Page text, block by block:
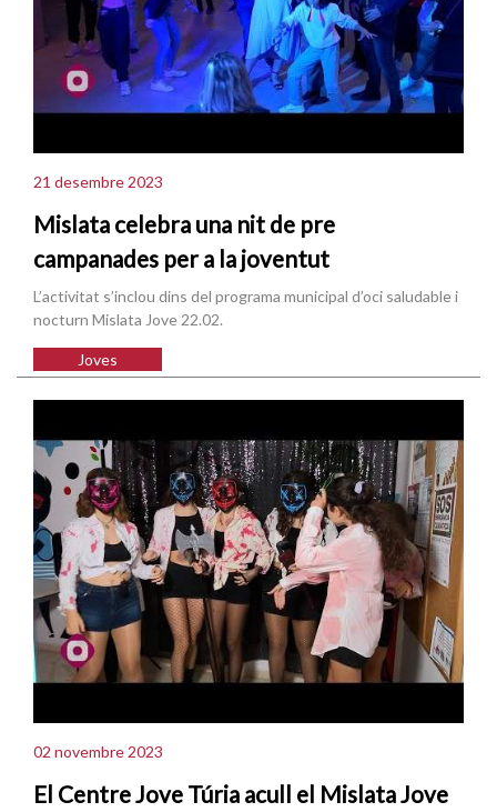
21 desembre 2023
Mislata celebra una nit de pre
campanades per a la joventut
L’activitat s’inclou dins del programa municipal d’oci saludable i
nocturn Mislata Jove 22.02.
Joves
02 novembre 2023
El Centre Jove Túria acull el Mislata Jove